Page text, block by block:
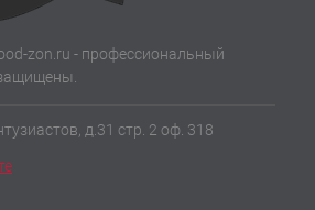
zon.ru - профессиональный
д.31 стр. 2 оф. 318